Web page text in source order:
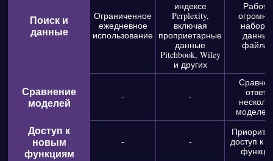
Поиск и
данные
Ограниченное
ежедневное
использование
индексе
Perplexity,
включая
проприетарные
данные
Pitchbook, Wiley
и других
Сравнение
моделей
- -
Доступ к
новым
функциям
- -
доступ к